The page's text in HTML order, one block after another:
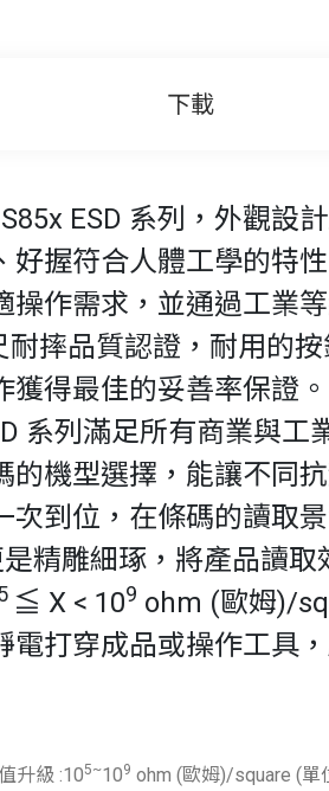
下載
ESD 系列，外觀設
好握符合人體工學的特
操作需求，並通過工業
耐摔品質認證，耐用的
獲得最佳的妥善率保證。
系列滿足所有商業與工
的機型選擇，能讓不同
次到位，在條碼的讀取
精雕細琢，將產品讀取
≦ X < 109 ohm (歐姆)/
電打穿成品或操作工具
升級 :105~109 ohm (歐姆)/square (單